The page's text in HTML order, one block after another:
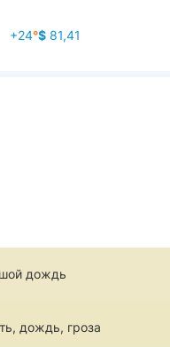
+24°$ 81,41
дождь
дождь, гроза